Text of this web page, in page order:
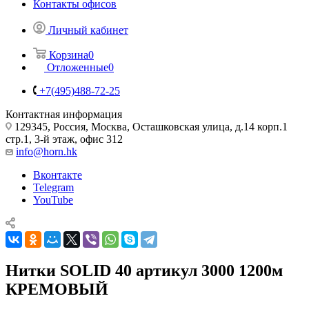
Контакты офисов
Личный кабинет
Корзина0
Отложенные0
+7(495)488-72-25
Контактная информация
129345, Россия, Москва, Осташковская улица, д.14 корп.1
стр.1, 3-й этаж, офис 312
info@horn.hk
Вконтакте
Telegram
YouTube
Нитки SOLID 40 артикул 3000 1200м
КРЕМОВЫЙ